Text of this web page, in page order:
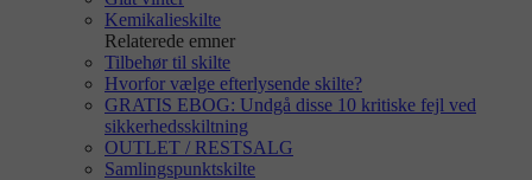
Kemikalieskilte
Relaterede emner
Tilbehør til skilte
Hvorfor vælge efterlysende skilte?
GRATIS EBOG: Undgå disse 10 kritiske fejl ved
sikkerhedsskiltning
OUTLET / RESTSALG
Samlingspunktskilte